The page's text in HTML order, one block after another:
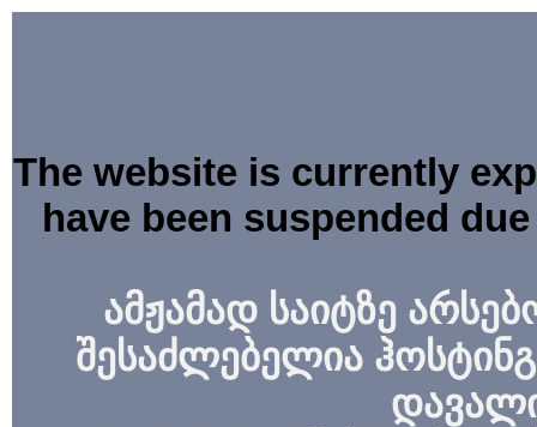
The website is currently
have been suspended
ამჟამად საიტზე
შესაძლებელია